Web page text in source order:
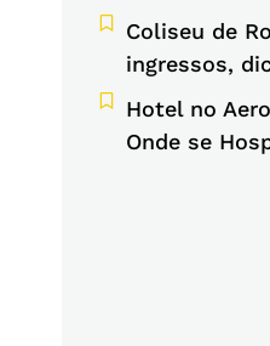
Coliseu de
ingressos,
Hotel no
Onde se